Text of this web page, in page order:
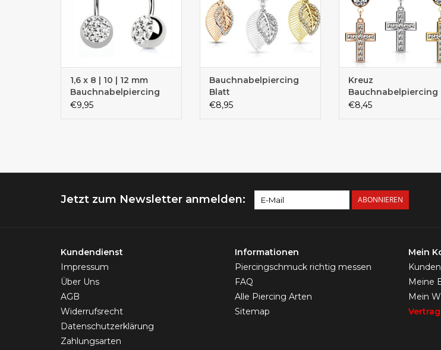
1,6 x 8 | 10 | 12 mm
Bauchnabelpiercing
Glitzer
€9,95
Bauchnabelpiercing
Blatt
€8,95
Kreuz
Bauchnabelpiercing
€8,45
Jetzt zum Newsletter anmelden: ABONNIEREN
Kundendienst
Impressum
Über Uns
AGB
Widerrufsrecht
Datenschutzerklärung
Zahlungsarten
Informationen
Piercingschmuck richtig messen
FAQ
Alle Piercing Arten
Sitemap
Mein
Meine
Mein